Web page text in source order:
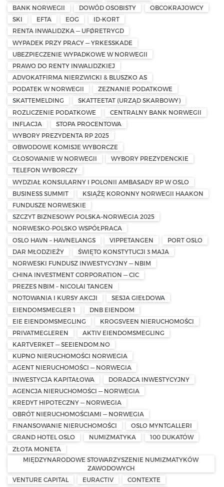
BANK NORWEGII
DOWÓD OSOBISTY
OBCOKRAJOWCY
SKI
EFTA EOG
ID-KORT
RENTA INWALIDZKA — UFØRETRYGD
WYPADEK PRZY PRACY — YRKESSKADE
UBEZPIECZENIE WYPADKOWE W NORWEGII
PRAWO DO RENTY INWALIDZKIEJ
ADVOKATFIRMA NIERZWICKI & BLUSZKO AS
PODATEK W NORWEGII
ZEZNANIE PODATKOWE
SKATTEMELDING
SKATTEETAT (URZĄD SKARBOWY)
ROZLICZENIE PODATKOWE
CENTRALNY BANK NORWEGII
INFLACJA
STOPA PROCENTOWA
WYBORY PREZYDENTA RP 2025
OBWODOWE KOMISJE WYBORCZE
GŁOSOWANIE W NORWEGII
WYBORY PREZYDENCKIE
TELEFON WYBORCZY
WYDZIAŁ KONSULARNY I POLONII AMBASADY RP W OSLO
BUSINESS SUMMIT
KSIĄŻĘ KORONNY NORWEGII HAAKON
FUNDUSZE NORWESKIE
SZCZYT BIZNESOWY POLSKA–NORWEGIA 2025
NORWESKO-POLSKO WSPÓŁPRACA
OSLO HAVN – HAVNELANGS
VIPPETANGEN
PORT OSLO
DAR MŁODZIEŻY
ŚWIĘTO KONSTYTUCJI 3 MAJA
NORWESKI FUNDUSZ INWESTYCYJNY — NBIM
CHINA INVESTMENT CORPORATION — CIC
PREZES NBIM – NICOLAI TANGEN
NOTOWANIA I KURSY AKCJI
SESJA GIEŁDOWA
EIENDOMSMEGLER 1
DNB EIENDOM
EIE EIENDOMSMEGLING
KROGSVEEN NIERUCHOMOŚCI
PRIVATMEGLEREN
AKTIV EIENDOMSMEGLING
KARTVERKET — SEEIENDOM.NO
KUPNO NIERUCHOMOŚCI NORWEGIA
AGENT NIERUCHOMOŚCI — NORWEGIA
INWESTYCJA KAPITAŁOWA
DORADCA INWESTYCYJNY
AGENCJA NIERUCHOMOŚCI — NORWEGIA
KREDYT HIPOTECZNY — NORWEGIA
OBRÓT NIERUCHOMOŚCIAMI — NORWEGIA
FINANSOWANIE NIERUCHOMOŚCI
OSLO MYNTGALLERI
GRAND HOTEL OSLO
NUMIZMATYKA
100 DUKATÓW
ZŁOTA MONETA
MIĘDZYNARODOWE STOWARZYSZENIE NUMIZMATYKÓW
ZAWODOWYCH
VENTURE CAPITAL
EURACTIV
CONTEXTE